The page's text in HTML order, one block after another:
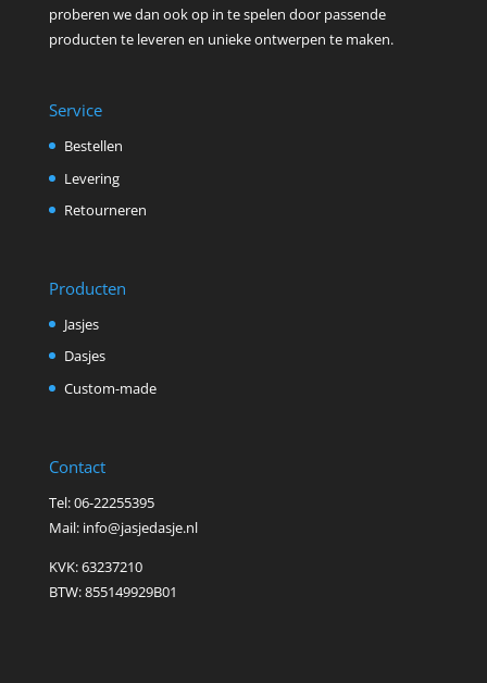
proberen we dan ook op in te spelen door passende
producten te leveren en unieke ontwerpen te maken.
Service
Bestellen
Levering
Retourneren
Producten
Jasjes
Dasjes
Custom-made
Contact
Tel: 06-22255395
Mail: info@jasjedasje.nl
KVK: 63237210
BTW: 855149929B01